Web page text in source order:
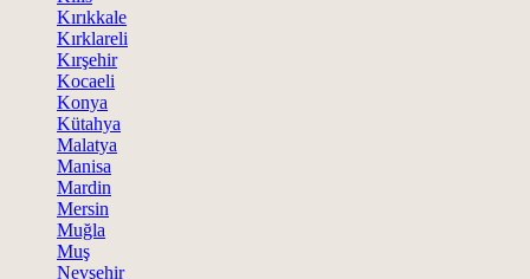
Kırıkkale
Kırklareli
Kırşehir
Kocaeli
Konya
Kütahya
Malatya
Manisa
Mardin
Mersin
Muğla
Muş
Nevşehir